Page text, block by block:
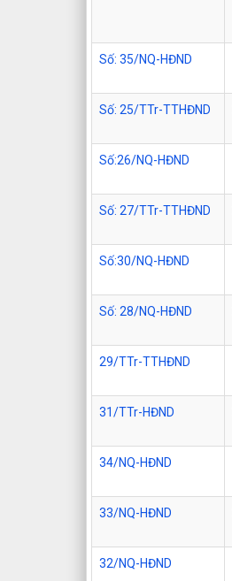
Số: 35/NQ-HĐND
Số: 25/TTr-TTHĐND
Số:26/NQ-HĐND
Số: 27/TTr-TTHĐND
Số:30/NQ-HĐND
Số: 28/NQ-HĐND
29/TTr-TTHĐND
31/TTr-HĐND
34/NQ-HĐND
33/NQ-HĐND
32/NQ-HĐND